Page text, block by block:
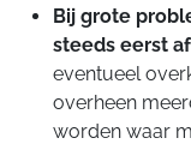
Bij grote
steeds eerst
eventueel
overheen
worden waar